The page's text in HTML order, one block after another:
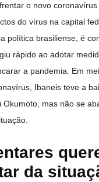
o novo
do vírus na capital
política brasiliense, é
rápido ao adotar
a pandemia. Em
Ibaneis teve a
Okumoto, mas não se
da